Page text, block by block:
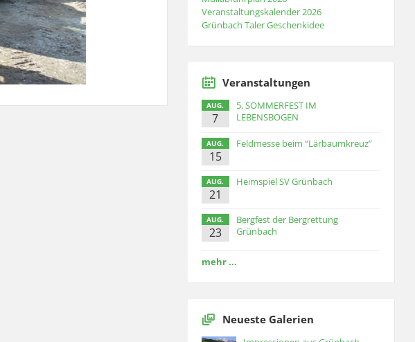
Veranstaltungskalender 2026
Grünbach Taler Geschenkidee
Veranstaltungen
AUG.
7
5. SOMMERFEST IM
LEBENSBOGEN
AUG.
15
Feldmesse beim “Lärbaumkreuz”
AUG.
21
Heimspiel SV Grünbach
AUG.
23
Bergfest der Bergrettung
Grünbach
mehr ...
Neueste Galerien